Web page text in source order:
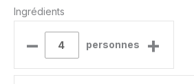
Ingrédients
– personnes +